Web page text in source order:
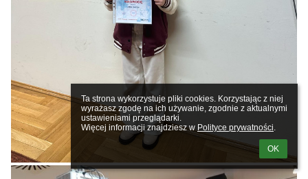
Ta strona wykorzystuje pliki cookies. Korzystając z niej
wyrażasz zgodę na ich używanie, zgodnie z aktualnymi
ustawieniami przeglądarki.
Więcej informacji znajdziesz w Polityce prywatności.
OK